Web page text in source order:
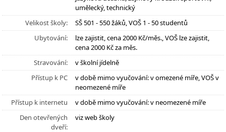
umělecký, technický
Velikost školy:
SŠ 501 - 550 žáků, VOŠ 1 - 50 studentů
Ubytování:
lze zajistit, cena 2000 Kč/měs., VOŠ lze zajistit,
cena 2000 Kč za měs.
Stravování:
v školní jídelně
Přístup k PC
v době mimo vyučování: v omezené míře, VOŠ v
neomezené míře
Přístup k internetu
v době mimo vyučování: v neomezené míře
Den otevřených
dveří:
viz web školy